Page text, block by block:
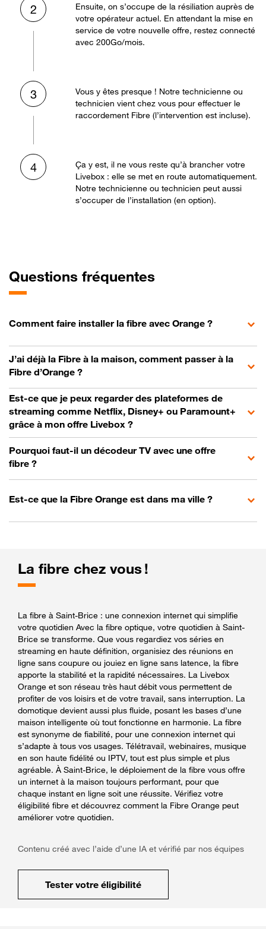
2
Ensuite, on s’occupe de la résiliation auprès de
votre opérateur actuel. En attendant la mise en
service de votre nouvelle offre, restez connecté
avec 200Go/mois.
3
Vous y êtes presque ! Notre technicienne ou
technicien vient chez vous pour effectuer le
raccordement Fibre (l’intervention est incluse).
4
Ça y est, il ne vous reste qu’à brancher votre
Livebox : elle se met en route automatiquement.
Notre technicienne ou technicien peut aussi
s’occuper de l’installation (en option).
Questions fréquentes
Comment faire installer la fibre avec Orange ?
J’ai déjà la Fibre à la maison, comment passer à la
Fibre d’Orange ?
Est-ce que je peux regarder des plateformes de
streaming comme Netflix, Disney+ ou Paramount+
grâce à mon offre Livebox ?
Pourquoi faut-il un décodeur TV avec une offre
fibre ?
Est-ce que la Fibre Orange est dans ma ville ?
La fibre chez vous !
La fibre à Saint-Brice : une connexion internet qui simplifie
votre quotidien Avec la fibre optique, votre quotidien à Saint-
Brice se transforme. Que vous regardiez vos séries en
streaming en haute définition, organisiez des réunions en
ligne sans coupure ou jouiez en ligne sans latence, la fibre
apporte la stabilité et la rapidité nécessaires. La Livebox
Orange et son réseau très haut débit vous permettent de
profiter de vos loisirs et de votre travail, sans interruption. La
domotique devient aussi plus fluide, posant les bases d’une
maison intelligente où tout fonctionne en harmonie. La fibre
est synonyme de fiabilité, pour une connexion internet qui
s’adapte à tous vos usages. Télétravail, webinaires, musique
en son haute fidélité ou IPTV, tout est plus simple et plus
agréable. À Saint-Brice, le déploiement de la fibre vous offre
un internet à la maison toujours performant, pour que
chaque instant en ligne soit une réussite. Vérifiez votre
éligibilité fibre et découvrez comment la Fibre Orange peut
améliorer votre quotidien.
Contenu créé avec l’aide d’une IA et vérifié par nos équipes
Tester votre éligibilité